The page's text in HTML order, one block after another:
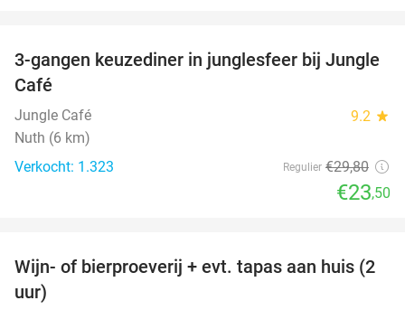
21%
3-gangen keuzediner in junglesfeer bij Jungle
Café
Jungle Café 9.2 star
Nuth (6 km)
Verkocht: 1.323
Regulier €29,80
€23,50
50%
Wijn- of bierproeverij + evt. tapas aan huis (2
uur)